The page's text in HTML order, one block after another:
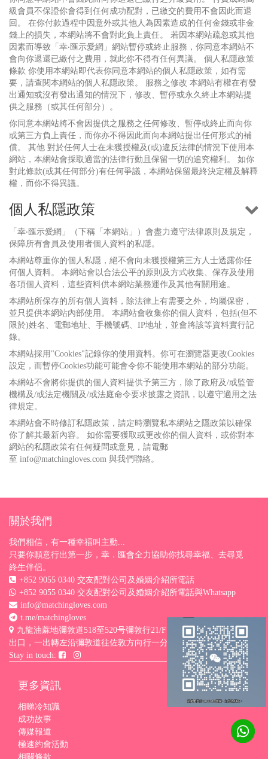
級會員不保證你會得到任何成功配對，已繳交的費用不會因此而退
回。 在你付款過程中因意外或其他人為因素造成的任何金錢或非金
錢上的損失，本網站將不會對此負上責任。 若因本網站疏忽或其他
因素而導致「幸‧匯示愛網」網站暫停或終止服務，你同意本網站不
會向你退還已繳付之費用，就此你不得有任何異議。 個人私隱政策
條款 你使用本網站即代表你同意本網站的個人私隱政策，如有需
要，請查閱本網站的個人私隱政策。 服務之修改 本網站有權在有發
出通知或沒有發出通知的情況下，修改、暫停或永久終止本網站提
供之服務（或其任何部分）。
你同意本網站將不會因提供之服務之任何修改、暫停或終止而向你
或第三方負上責任，而你亦不得因此而向本網站提出任何形式的補
償。 其他 對於任何人士在未獲授權及(或)違反法律的情況下使用本
網站，本網站會採取適當的法律行動且保留一切的追究權利。 如你
對此條款(或其任何部分)有任何爭議，本網站保留最終決定權及解釋
權，而你不得異議。
個人私隱政策
「幸‧匯示愛網」（下稱「本網站」）會盡力遵守法律原則及規定，
保障所有會員及使用者個人資料的私隱。
本網站尊重你的個人私隱，絕不會向未獲授權第三方人士透露你任
何個人資料。 本網站會以合法公平的原則及方式收集、保存及使用
各項個人資料，這些資料供本網站業務運作及其他有關用途。
本網站所保存的所有個人資料，除法律上有需要之外，均屬保密，
並只提供本網站內部使用。 本網站會收集你的個人資料，包括(但不
限於)姓名、電郵地址、手機號碼、IP地址，並會將該等資料實行記
錄。
本網站採用"Cookies"記錄你的使用資料。你可在瀏覽器更改Cookies
設定，而暫停Cookies功能可能會令你不能使用本網站的部分功能。
本網站不會將你提供的個人資料提供予第三方，除了政府及/或監管
機構及/或法定機關及/或法庭命令要求披露之資訊，以遵守適用之法
律規定。
本網站會不時修訂私隱政策，請定時瀏覽私本網站之隱政策以確保
你了解其最新內容。 如你需要獲取或更改你的個人資料，或你對本
網站的私隱政策有任何疑問或意見，請電郵
至 info@matchingloves.com 與我們聯絡。
關於我們
我們相信，有一種幸福叫主動...
只要你願意行出第一步，幸．匯會全力協助你找尋幸福、去尋覓
終生伴侶。
+852 9055 0340 交友配對公司及婚姻介紹所電話
+852 9055 0340 交友配對公司及婚姻介紹所電話與Whatsapp
info@matchingloves.com
t.me/matchingloves
九龍油蔴地彌敦道518至520号彌敦行21/F H室 （港鐵油麻地站D
出口，一出轉左沿彌敦道往佐敦方向行一分鐘）
Stay in touch:
更多資訊
相睇冷知識
成功故事
傳媒報道
極速約會活動
相關條款